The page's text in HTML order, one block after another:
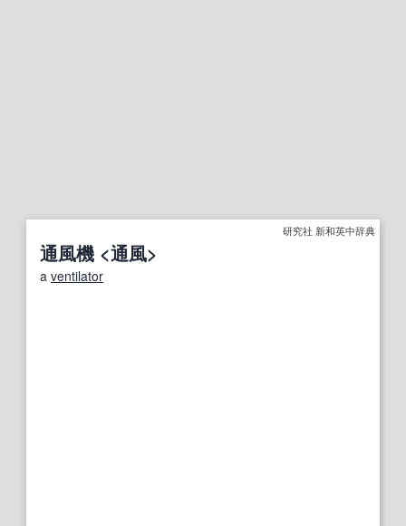
研究社 新和英中辞典
通風機 <通風>
a ventilator